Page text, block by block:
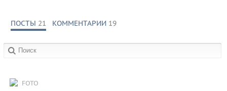
ПОСТЫ 21 КОММЕНТАРИИ 19
FOTO